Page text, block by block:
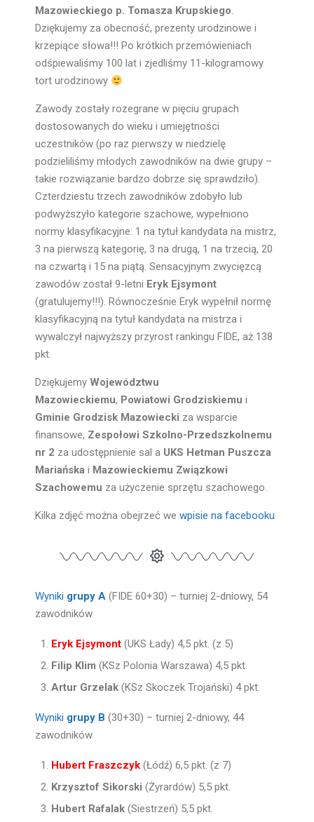
Mazowieckiego p. Tomasza Krupskiego.
Dziękujemy za obecność, prezenty urodzinowe i
krzepiące słowa!!! Po krótkich przemówieniach
odśpiewaliśmy 100 lat i zjedliśmy 11-kilogramowy
tort urodzinowy
Zawody zostały rozegrane w pięciu grupach
dostosowanych do wieku i umiejętności
uczestników (po raz pierwszy w niedzielę
podzieliliśmy młodych zawodników na dwie grupy –
takie rozwiązanie bardzo dobrze się sprawdziło).
Czterdziestu trzech zawodników zdobyło lub
podwyższyło kategorie szachowe, wypełniono
normy klasyfikacyjne: 1 na tytuł kandydata na mistrz,
3 na pierwszą kategorię, 3 na drugą, 1 na trzecią, 20
na czwartą i 15 na piątą. Sensacyjnym zwycięzcą
zawodów został 9-letni Eryk Ejsymont
(gratulujemy!!!). Równocześnie Eryk wypełnił normę
klasyfikacyjną na tytuł kandydata na mistrza i
wywalczył najwyższy przyrost rankingu FIDE, aż 138
pkt.
Dziękujemy Województwu
Mazowieckiemu, Powiatowi Grodziskiemu i
Gminie Grodzisk Mazowiecki za wsparcie
finansowe, Zespołowi Szkolno-Przedszkolnemu
nr 2 za udostępnienie sal a UKS Hetman Puszcza
Mariańska i Mazowieckiemu Związkowi
Szachowemu za użyczenie sprzętu szachowego.
Kilka zdjęć można obejrzeć we wpisie na facebooku
Wyniki grupy A (FIDE 60+30) – turniej 2-dniowy, 54
zawodników
Eryk Ejsymont (UKS Łady) 4,5 pkt. (z 5)
Filip Klim (KSz Polonia Warszawa) 4,5 pkt.
Artur Grzelak(KSz Skoczek Trojański) 4 pkt.
Wyniki grupy B (30+30) – turniej 2-dniowy, 44
zawodników
Hubert Fraszczyk (Łódź) 6,5 pkt. (z 7)
Krzysztof Sikorski (Żyrardów) 5,5 pkt.
Hubert Rafalak(Siestrzeń) 5,5 pkt.